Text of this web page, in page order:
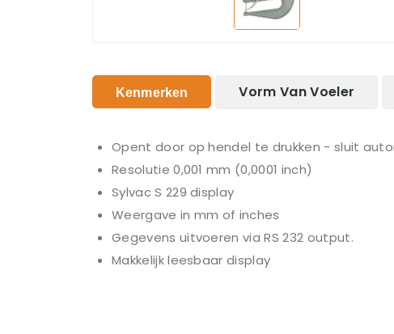
Kenmerken Vorm Van Voeler
Opent door op hendel te drukken - sluit
Resolutie 0,001 mm (0,0001 inch)
Sylvac S 229 display
Weergave in mm of inches
Gegevens uitvoeren via RS 232 output.
Makkelijk leesbaar display